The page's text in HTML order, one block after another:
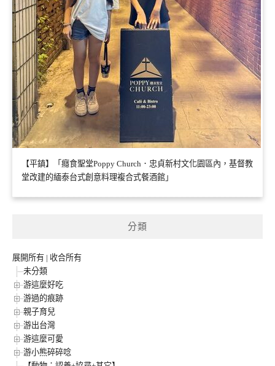
【平鎮】「癮食聖堂Poppy Church．忠貞新村文化園區內，基督教
堂改建的緬泰台式創意料理複合式餐酒館」
分類
展開所有 | 收合所有
未分類
游這麼好吃
游過的痕跡
親子育兒
游出台灣
游這麼可愛
游小熊碎碎唸